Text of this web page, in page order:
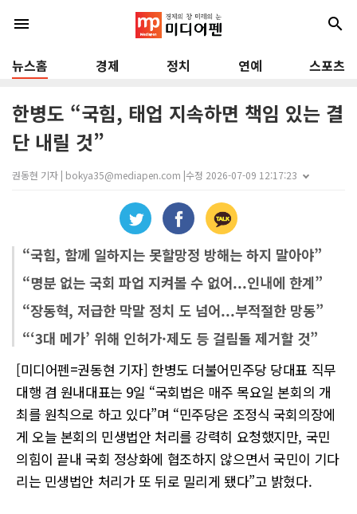
menu search
뉴스홈 경제 정치 연예 스포츠
한병도 “국힘, 태업 지속하면 책임 있는 결
단 내릴 것”
권동현 기자 | bokya35@mediapen.com |수정 2026-07-09 12:17:23
“국힘, 함께 일하지는 못할망정 방해는 하지 말아야”
“명분 없는 국회 파업 지켜볼 수 없어...인내에 한계”
“장동혁, 저급한 막말 정치 도 넘어...부적절한 망동”
“‘3대 메가’ 위해 인허가·제도 등 걸림돌 제거할 것”
[미디어펜=권동현 기자] 한병도 더불어민주당 당대표 직무
대행 겸 원내대표는 9일 “국회법은 매주 목요일 본회의 개
최를 원칙으로 하고 있다”며 “민주당은 조정식 국회의장에
게 오늘 본회의 민생법안 처리를 강력히 요청했지만, 국민
의힘이 끝내 국회 정상화에 협조하지 않으면서 국민이 기다
리는 민생법안 처리가 또 뒤로 밀리게 됐다”고 밝혔다.